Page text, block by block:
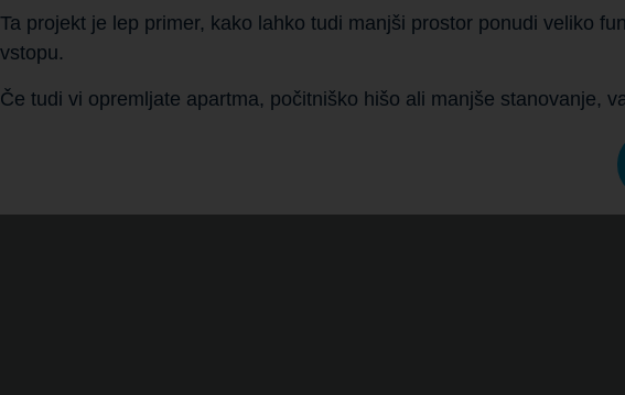
Ta projekt je lep primer, kako lahko tudi manjši prostor ponudi veliko
vstopu.
Če tudi vi opremljate apartma, počitniško hišo ali manjše stanovanje,